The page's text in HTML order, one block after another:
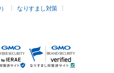
なりすまし対策